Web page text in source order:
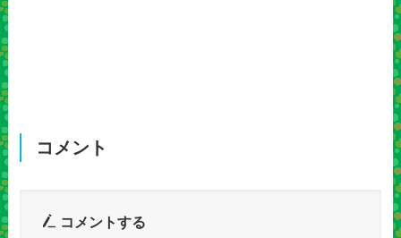
コメント
コメントする